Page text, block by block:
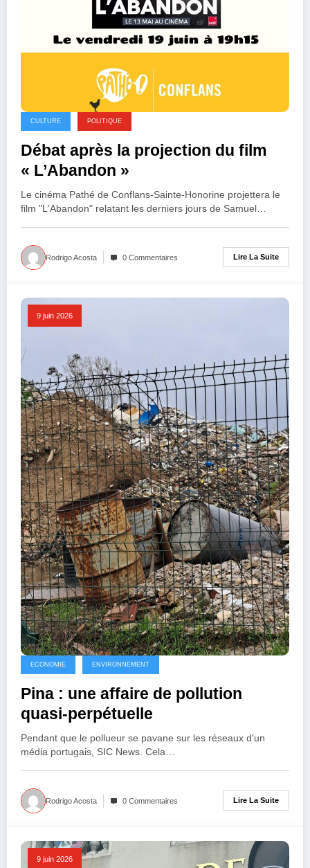
CULTURE POLITIQUE
Débat après la projection du film
« L’Abandon »
Le cinéma Pathé de Conflans-Sainte-Honorine projettera le
film "L'Abandon" relatant les derniers jours de Samuel…
Rodrigo Acosta 0 Commentaires Lire La Suite
9 juin 2026
ECONOMIE ENVIRONNEMENT
Pina : une affaire de pollution
quasi-perpétuelle
Pendant que le pollueur se pavane sur les réseaux d'un
média portugais, SIC News. Cela…
Rodrigo Acosta 0 Commentaires Lire La Suite
9 juin 2026